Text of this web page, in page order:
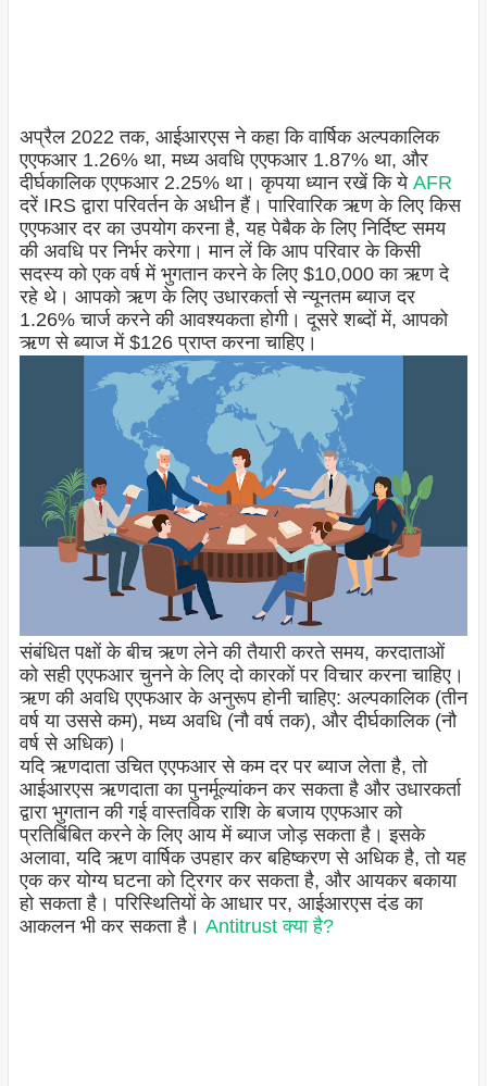
अप्रैल 2022 तक, आईआरएस ने कहा कि वार्षिक अल्पकालिक
एएफआर 1.26% था, मध्य अवधि एएफआर 1.87% था, और
दीर्घकालिक एएफआर 2.25% था। कृपया ध्यान रखें कि ये AFR
दरें IRS द्वारा परिवर्तन के अधीन हैं। पारिवारिक ऋण के लिए किस
एएफआर दर का उपयोग करना है, यह पेबैक के लिए निर्दिष्ट समय
की अवधि पर निर्भर करेगा। मान लें कि आप परिवार के किसी
सदस्य को एक वर्ष में भुगतान करने के लिए $10,000 का ऋण दे
रहे थे। आपको ऋण के लिए उधारकर्ता से न्यूनतम ब्याज दर
1.26% चार्ज करने की आवश्यकता होगी। दूसरे शब्दों में, आपको
ऋण से ब्याज में $126 प्राप्त करना चाहिए।
संबंधित पक्षों के बीच ऋण लेने की तैयारी करते समय, करदाताओं
को सही एएफआर चुनने के लिए दो कारकों पर विचार करना चाहिए।
ऋण की अवधि एएफआर के अनुरूप होनी चाहिए: अल्पकालिक (तीन
वर्ष या उससे कम), मध्य अवधि (नौ वर्ष तक), और दीर्घकालिक (नौ
वर्ष से अधिक)।
यदि ऋणदाता उचित एएफआर से कम दर पर ब्याज लेता है, तो
आईआरएस ऋणदाता का पुनर्मूल्यांकन कर सकता है और उधारकर्ता
द्वारा भुगतान की गई वास्तविक राशि के बजाय एएफआर को
प्रतिबिंबित करने के लिए आय में ब्याज जोड़ सकता है। इसके
अलावा, यदि ऋण वार्षिक उपहार कर बहिष्करण से अधिक है, तो यह
एक कर योग्य घटना को ट्रिगर कर सकता है, और आयकर बकाया
हो सकता है। परिस्थितियों के आधार पर, आईआरएस दंड का
आकलन भी कर सकता है। Antitrust क्या है?